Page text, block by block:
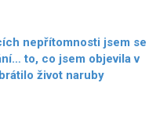
nepřítomnosti jsem se
to, co jsem objevila v
život naruby